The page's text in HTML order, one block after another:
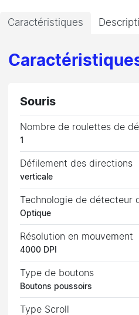
Caractéristiques
Souris
Nombre de roulettes de
1
Défilement des directions
verticale
Technologie de détecteur
Optique
Résolution en mouvement
4000 DPI
Type de boutons
Boutons poussoirs
Type Scroll